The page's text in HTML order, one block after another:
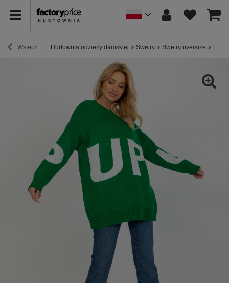
Wstecz Hurtownia odzieży damskiej Swetry Swetry oversize Hurt